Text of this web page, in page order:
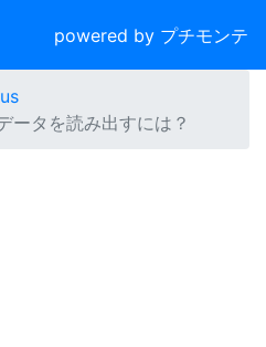
powered by プチモンテ
ータを読み出すには？